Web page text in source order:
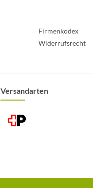
Firmenkodex
Widerrufsrecht
Versandarten